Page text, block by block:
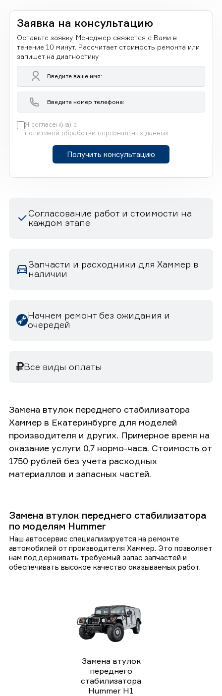
Заявка на консультацию
Оставьте заявку. Менеджер свяжется с Вами в
течение 10 минут. Рассчитает стоимость ремонта или
запишет на диагностику
Я согласен(на) с
политикой обработки персональных данных
Получить консультацию
Согласование работ и стоимости на
каждом этапе
Запчасти и расходники для Хаммер в
наличии
Начнем ремонт без ожидания и
очередей
Все виды оплаты
Замена втулок переднего стабилизатора
Хаммер в Екатеринбурге для моделей
производителя и других. Примерное время на
оказание услуги 0,7 нормо-часа. Стоимость от
1750 рублей без учета расходных
материаллов и запасных частей.
Замена втулок переднего стабилизатора
по моделям Hummer
Наш автосервис специализируется на ремонте
автомобилей от производителя Хаммер. Это позволяет
нам поддерживать требуемый запас запчастей и
обеспечивать высокое качество оказываемых работ.
Замена втулок
переднего
стабилизатора
Hummer H1